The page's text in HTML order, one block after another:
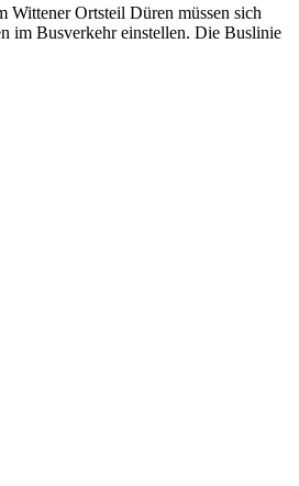
Wittener Ortsteil Düren müssen sich
im Busverkehr einstellen. Die Buslinie